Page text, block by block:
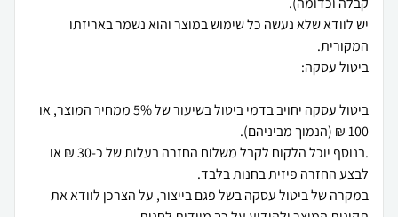
יש לוודא שלא נעשה כל שימוש במוצר והוא נשמר באריזתו
ביטול עסקה יחויב בדמי ביטול בשיעור של 5% ממחיר המוצר, או
.בנוסף יוכל הלקוח לקבל משלוח החזרה בעלות של כ-30 ₪ או
במקרה של ביטול עסקה בשל פגם בייצור, על הצרכן לוודא את